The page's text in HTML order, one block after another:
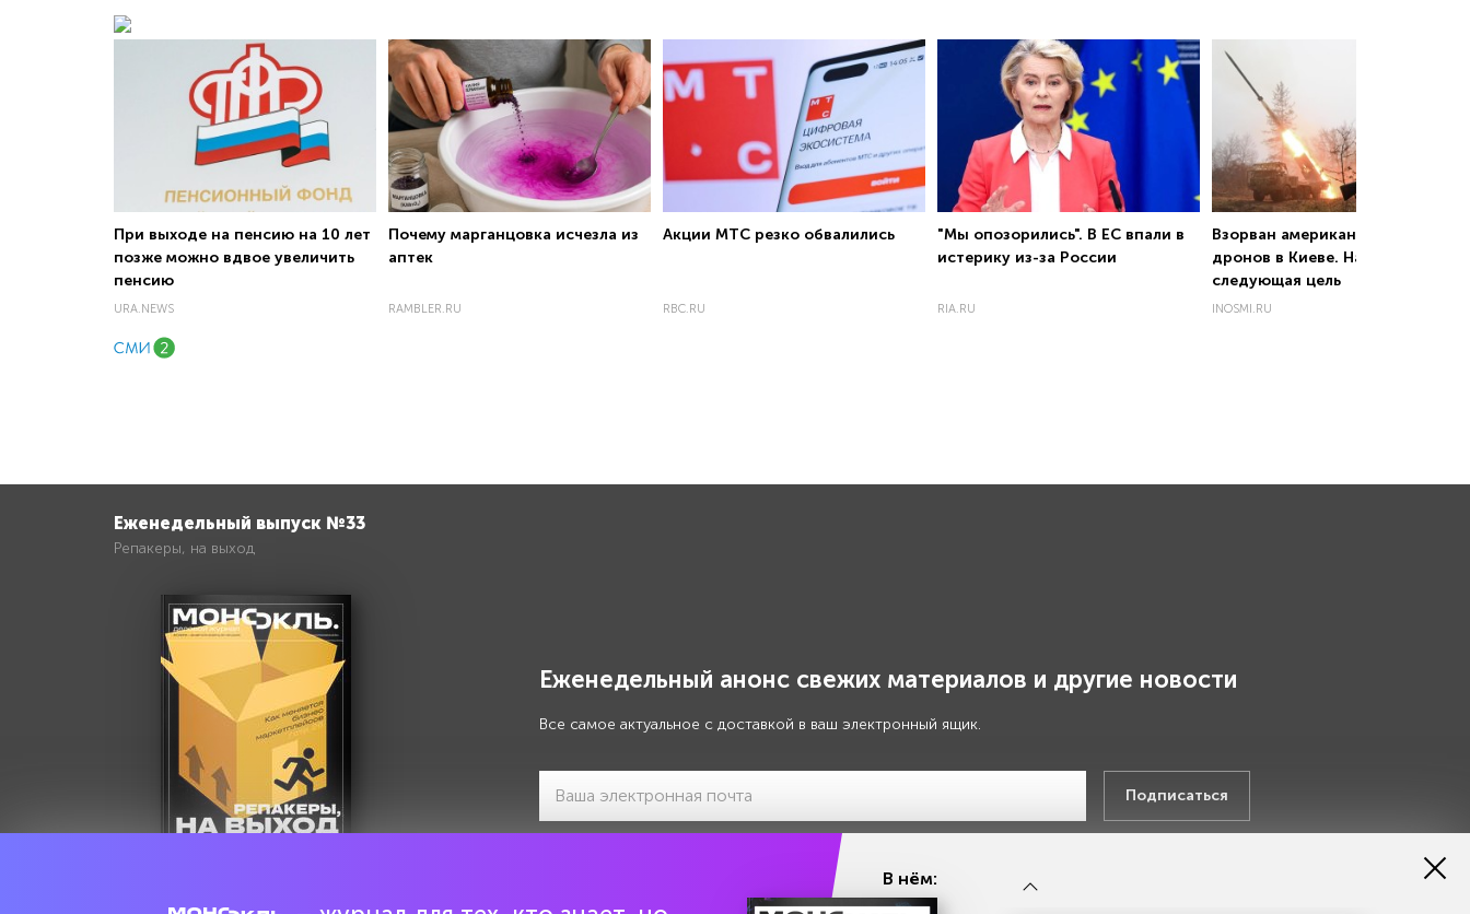
При выходе на пенсию на 10 лет
позже можно вдвое увеличить
пенсию
URA.NEWS
Почему марганцовка исчезла из
аптек
RAMBLER.RU
Акции МТС резко обвалились
RBC.RU
"Мы опозорились". В ЕС впали в
истерику из-за России
RIA.RU
Взорван американский завод
дронов в Киеве. Названа
следующая цель
INOSMI.RU
Еженедельный выпуск №33
Репакеры, на выход
Еженедельный анонс свежих материалов и другие новости
Все самое актуальное с доставкой в ваш электронный ящик.
Подписаться
согласие на обработку моих персональных данных
В нём: